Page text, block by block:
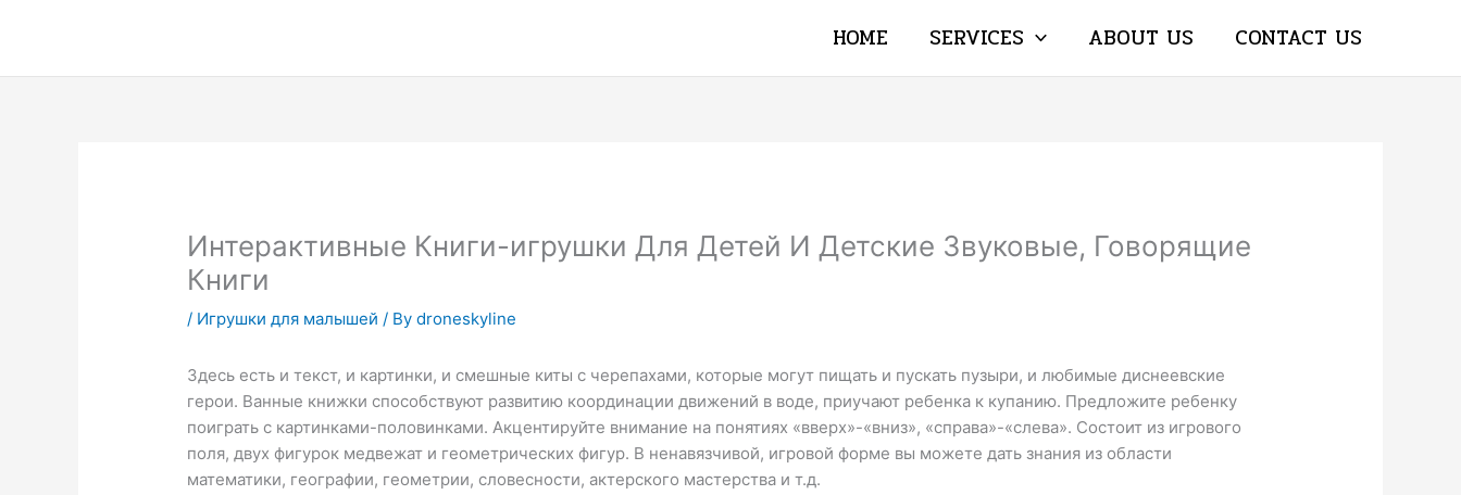
HOME SERVICES ABOUT US CONTACT US
Интерактивные Книги-игрушки Для Детей И Детские Звуковые, Говорящие
Книги
/ Игрушки для малышей / Bydroneskyline
Здесь есть и текст, и картинки, и смешные киты с черепахами, которые могут пищать и пускать пузыри, и любимые диснеевские
герои. Ванные книжки способствуют развитию координации движений в воде, приучают ребенка к купанию. Предложите ребенку
поиграть с картинками-половинками. Акцентируйте внимание на понятиях «вверх»-«вниз», «справа»-«слева». Состоит из игрового
поля, двух фигурок медвежат и геометрических фигур. В ненавязчивой, игровой форме вы можете дать знания из области
математики, географии, геометрии, словесности, актерского мастерства и т.д.